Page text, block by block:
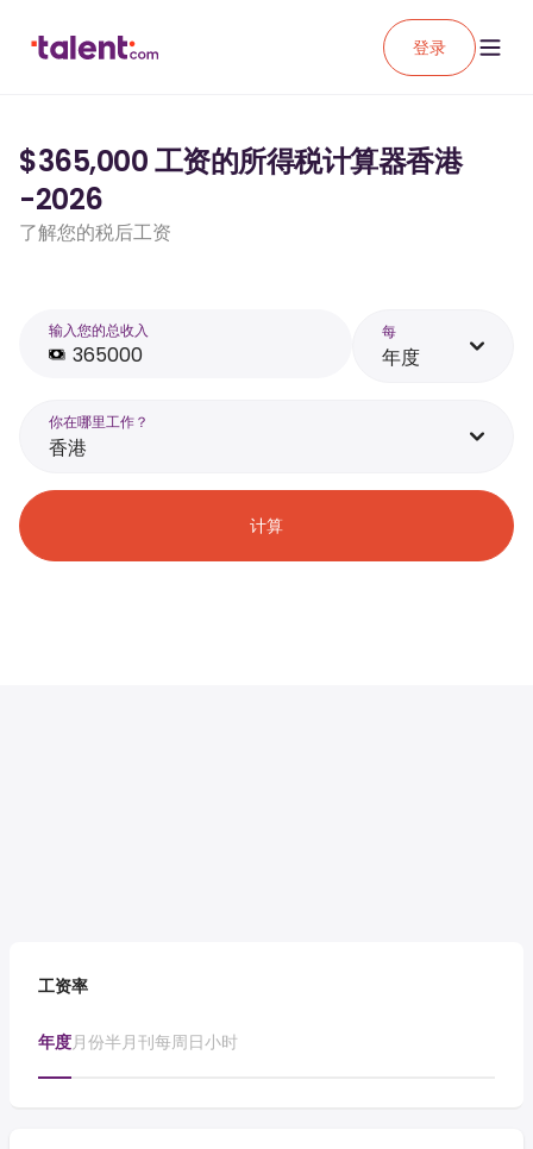
登录
$365,000 工资的所得税计算器香港
-2026
了解您的税后工资
输入您的总收入 每
年度
你在哪里工作？
香港
计算
工资率
年度月份半月刊每周日小时